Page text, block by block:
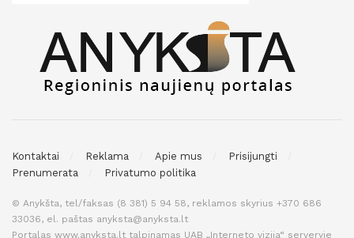
Kontaktai Reklama Apie mus
Prisijungti
Prenumerata
Privatumo politika
© Anykšta, tel/faksas (8 381) 5 94 58, reklamos skyrius +370 686
33036, el. paštas anyksta@anyksta.lt
Portalas www.anyksta.lt talpinamas UAB „Interneto vizija“ serveryje